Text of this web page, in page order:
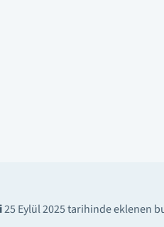
25 Eylül 2025 tarihinde eklenen